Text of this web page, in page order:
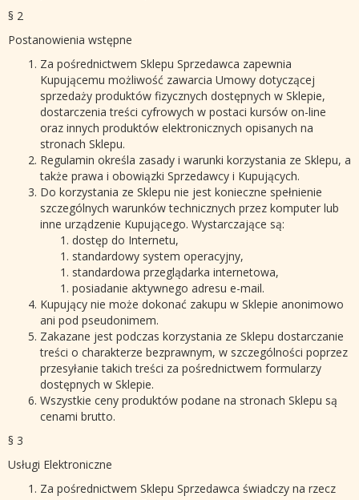
§ 2
Postanowienia wstępne
Za pośrednictwem Sklepu Sprzedawca zapewnia
Kupującemu możliwość zawarcia Umowy dotyczącej
sprzedaży produktów fizycznych dostępnych w Sklepie,
dostarczenia treści cyfrowych w postaci kursów on-line
oraz innych produktów elektronicznych opisanych na
stronach Sklepu.
Regulamin określa zasady i warunki korzystania ze Sklepu, a
także prawa i obowiązki Sprzedawcy i Kupujących.
Do korzystania ze Sklepu nie jest konieczne spełnienie
szczególnych warunków technicznych przez komputer lub
inne urządzenie Kupującego. Wystarczające są:
dostęp do Internetu,
standardowy system operacyjny,
standardowa przeglądarka internetowa,
posiadanie aktywnego adresu e-mail.
Kupujący nie może dokonać zakupu w Sklepie anonimowo
ani pod pseudonimem.
Zakazane jest podczas korzystania ze Sklepu dostarczanie
treści o charakterze bezprawnym, w szczególności poprzez
przesyłanie takich treści za pośrednictwem formularzy
dostępnych w Sklepie.
Wszystkie ceny produktów podane na stronach Sklepu są
cenami brutto.
§ 3
Usługi Elektroniczne
Za pośrednictwem Sklepu Sprzedawca świadczy na rzecz